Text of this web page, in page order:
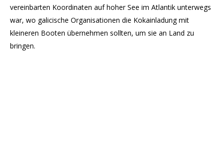
vereinbarten Koordinaten auf hoher See im Atlantik unterwegs
war, wo galicische Organisationen die Kokainladung mit
kleineren Booten übernehmen sollten, um sie an Land zu
bringen.